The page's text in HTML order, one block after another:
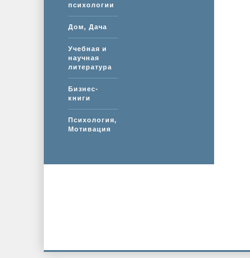
психологии
Дом, Дача
Учебная и
научная
литература
Бизнес-
книги
Психология,
Мотивация